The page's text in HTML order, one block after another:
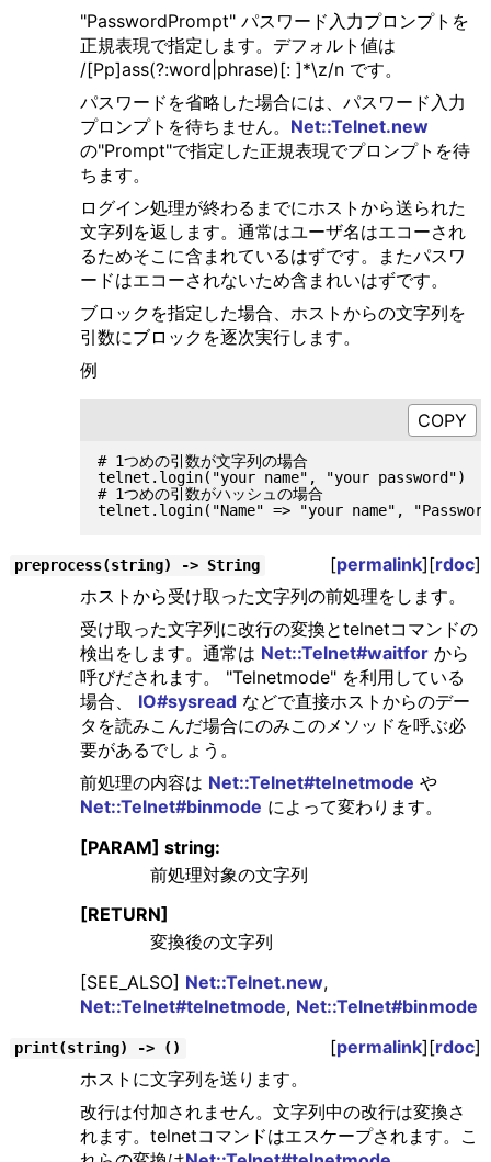
"PasswordPrompt" パスワード入力プロンプトを
正規表現で指定します。デフォルト値は
/[Pp]ass(?:word|phrase)[: ]*\z/n です。
パスワードを省略した場合には、パスワード入力
プロンプトを待ちません。 Net::Telnet.new
の"Prompt"で指定した正規表現でプロンプトを待
ちます。
ログイン処理が終わるまでにホストから送られた
文字列を返します。通常はユーザ名はエコーされ
るためそこに含まれているはずです。またパスワ
ードはエコーされないため含まれいはずです。
ブロックを指定した場合、ホストからの文字列を
引数にブロックを逐次実行します。
例
# 1つめの引数が文字列の場合
telnet.login("your name", "your password")
# 1つめの引数がハッシュの場合
preprocess(string) -> String [permalink][rdoc]
ホストから受け取った文字列の前処理をします。
受け取った文字列に改行の変換とtelnetコマンドの
検出をします。通常は Net::Telnet#waitforから
呼びだされます。 "Telnetmode" を利用している
場合、 IO#sysreadなどで直接ホストからのデー
タを読みこんだ場合にのみこのメソッドを呼ぶ必
要があるでしょう。
前処理の内容は Net::Telnet#telnetmode や
Net::Telnet#binmode によって変わります。
[PARAM] string:
前処理対象の文字列
[RETURN]
変換後の文字列
[SEE_ALSO] Net::Telnet.new,
Net::Telnet#telnetmode, Net::Telnet#binmode
print(string) -> () [permalink][rdoc]
ホストに文字列を送ります。
改行は付加されません。文字列中の改行は変換さ
れます。telnetコマンドはエスケープされます。こ